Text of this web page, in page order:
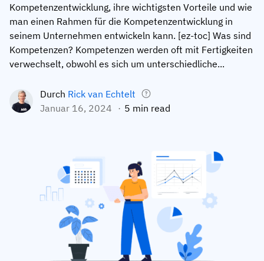
Mitarbeiterprofile
Schulungshistorie
Zertifikate & Lizenzen
Mitarbeiterbereitschaft
Audit-Trails
Jetzt
ansehen
Nach Rollen
Ausbildungskoordinator
Betriebsleiter
Auditor
Lebensmittelproduktion
Intersnack
Syngenta
Ashland
Verpackung
Customer Success
Wissensdatenbank
AG5-Status
Kontaktieren Sie uns
Kompetenzentwicklung, ihre wichtigsten Vorteile und wie
man einen Rahmen für die Kompetenzentwicklung in
seinem Unternehmen entwickeln kann. [ez-toc] Was sind
Kompetenzen? Kompetenzen werden oft mit Fertigkeiten
verwechselt, obwohl es sich um unterschiedliche...
Durch Rick van Echtelt
Januar 16, 2024
5 min read